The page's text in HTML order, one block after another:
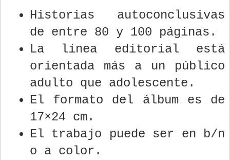
Historias autoconclusivas
de entre 80 y 100 páginas.
La línea editorial está
orientada más a un público
adulto que adolescente.
El formato del álbum es de
17×24 cm.
El trabajo puede ser en b/n
o a color.